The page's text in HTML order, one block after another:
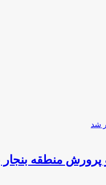
منطقه بنجار